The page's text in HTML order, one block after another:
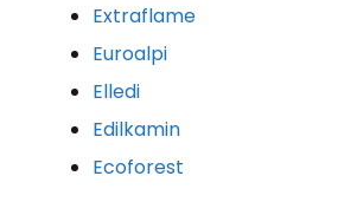
Extraflame
Euroalpi
Elledi
Edilkamin
Ecoforest